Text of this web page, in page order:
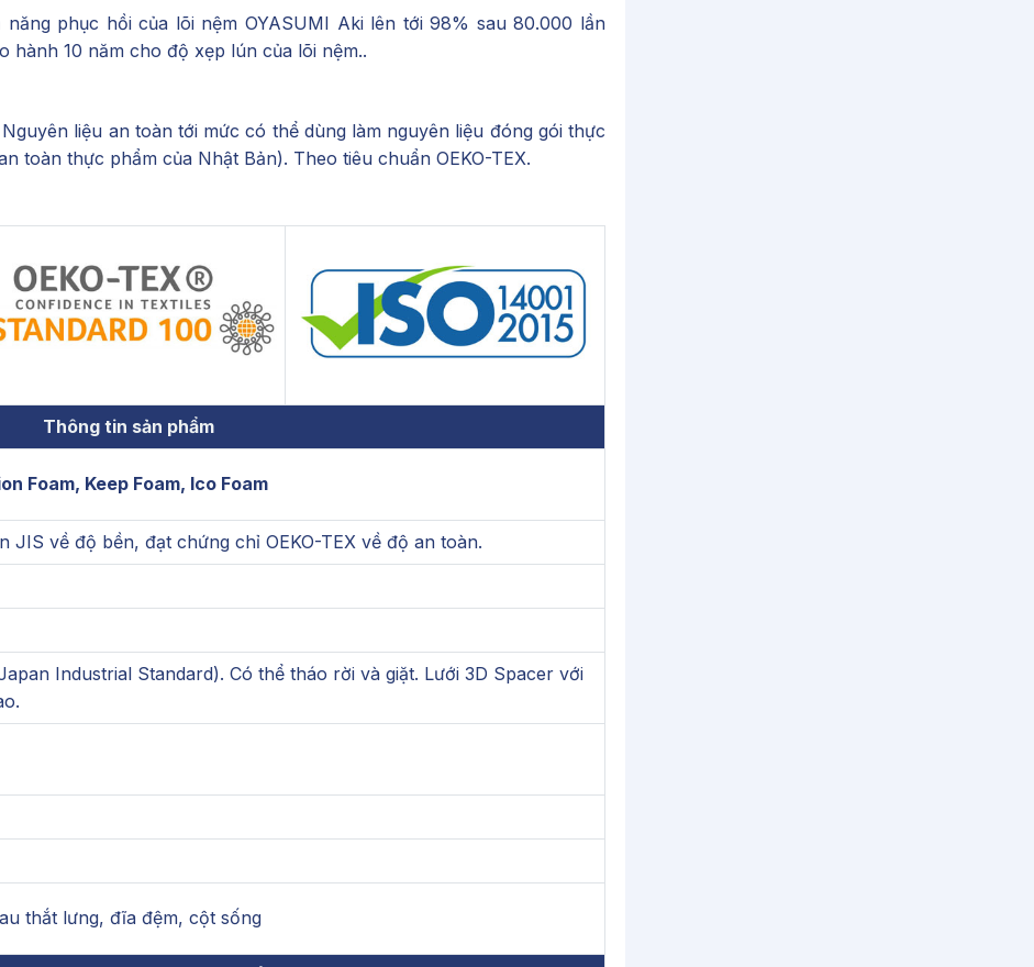
phục hồi của lõi nệm OYASUMI Aki lên tới 98% sau 80.000 lần
hành 10 năm cho độ xẹp lún của lõi nệm..
liệu an toàn tới mức có thể dùng làm nguyên liệu đóng gói thực
toàn thực phẩm của Nhật Bản). Theo tiêu chuẩn OEKO-TEX.
Thông tin sản phẩm
Foam, Keep Foam, Ico Foam
JIS về độ bền, đạt chứng chỉ OEKO-TEX về độ an toàn.
Industrial Standard). Có thể tháo rời và giặt. Lưới 3D Spacer với
thắt lưng, đĩa đệm, cột sống